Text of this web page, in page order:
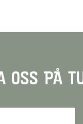
OSS PÅ